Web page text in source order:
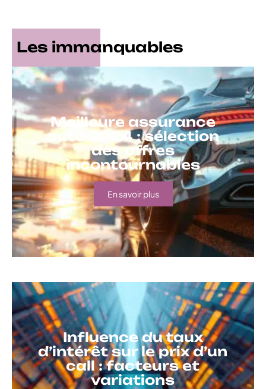
Les immanquables
Meilleure assurance
auto 2024 : sélection
des offres
incontournables
En savoir plus
Influence du taux
d’intérêt sur le prix d’un
call : facteurs et
variations